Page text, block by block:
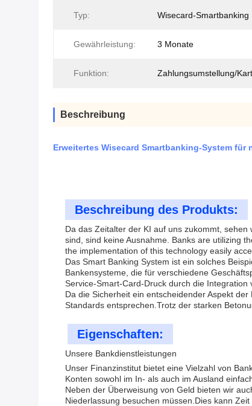
Typ: Wisecard-Smartbanking
Gewährleistung: 3 Monate
Funktion: Zahlungsumstellung/
Beschreibung
Erweitertes Wisecard Smartbanking-System für
Beschreibung des Produkts:
Da das Zeitalter der KI auf uns zukommt,
sind, sind keine Ausnahme. Banks are utilizing
the implementation of this technology easily
Das Smart Banking System ist ein solches
Bankensysteme, die für verschiedene
Service-Smart-Card-Druck durch die Integration
Da die Sicherheit ein entscheidender Aspekt
Standards entsprechen.Trotz der starken
Eigenschaften:
Unsere Bankdienstleistungen
Unser Finanzinstitut bietet eine Vielzahl von
Konten sowohl im In- als auch im Ausland
Neben der Überweisung von Geld bieten wir
Niederlassung besuchen müssen.Dies kann